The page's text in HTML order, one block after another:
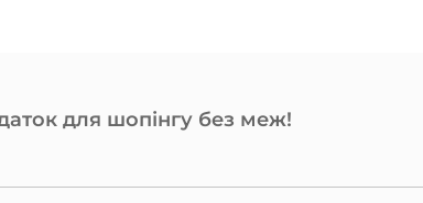
для шопінгу без меж!